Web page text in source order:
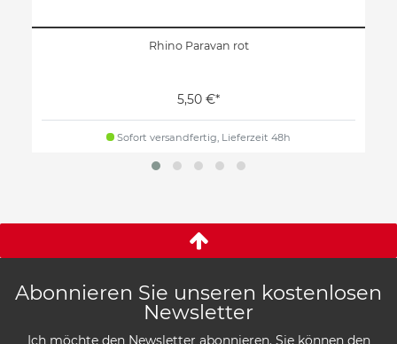
Rhino Paravan rot
5,50 €*
Sofort versandfertig, Lieferzeit 48h
Abonnieren Sie unseren kostenlosen
Newsletter
Ich möchte den Newsletter abonnieren. Sie können den